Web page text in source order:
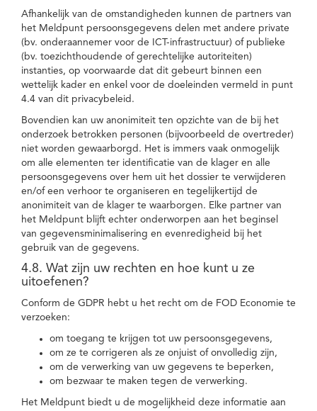
Afhankelijk van de omstandigheden kunnen de partners van
het Meldpunt persoonsgegevens delen met andere private
(bv. onderaannemer voor de ICT-infrastructuur) of publieke
(bv. toezichthoudende of gerechtelijke autoriteiten)
instanties, op voorwaarde dat dit gebeurt binnen een
wettelijk kader en enkel voor de doeleinden vermeld in punt
4.4 van dit privacybeleid.
Bovendien kan uw anonimiteit ten opzichte van de bij het
onderzoek betrokken personen (bijvoorbeeld de overtreder)
niet worden gewaarborgd. Het is immers vaak onmogelijk
om alle elementen ter identificatie van de klager en alle
persoonsgegevens over hem uit het dossier te verwijderen
en/of een verhoor te organiseren en tegelijkertijd de
anonimiteit van de klager te waarborgen. Elke partner van
het Meldpunt blijft echter onderworpen aan het beginsel
van gegevensminimalisering en evenredigheid bij het
gebruik van de gegevens.
4.8. Wat zijn uw rechten en hoe kunt u ze
uitoefenen?
Conform de GDPR hebt u het recht om de FOD Economie te
verzoeken:
om toegang te krijgen tot uw persoonsgegevens,
om ze te corrigeren als ze onjuist of onvolledig zijn,
om de verwerking van uw gegevens te beperken,
om bezwaar te maken tegen de verwerking.
Het Meldpunt biedt u de mogelijkheid deze informatie aan